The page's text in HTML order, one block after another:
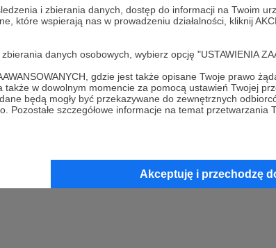
i zbierania danych, dostęp do informacji na Twoim
które wspierają nas w prowadzeniu działalności, kliknij
danych osobowych, wybierz opcję "USTAWIENIA
gdzie jest także opisane Twoje prawo
w dowolnym momencie za pomocą ustawień Twojej
będą mogły być przekazywane do zewnętrznych
szczegółowe informacje na temat przetwarzania
Akceptuję i przechodzę
MCN Patronite
Suppi.pl
FAQ